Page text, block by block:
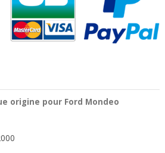
origine pour Ford Mondeo